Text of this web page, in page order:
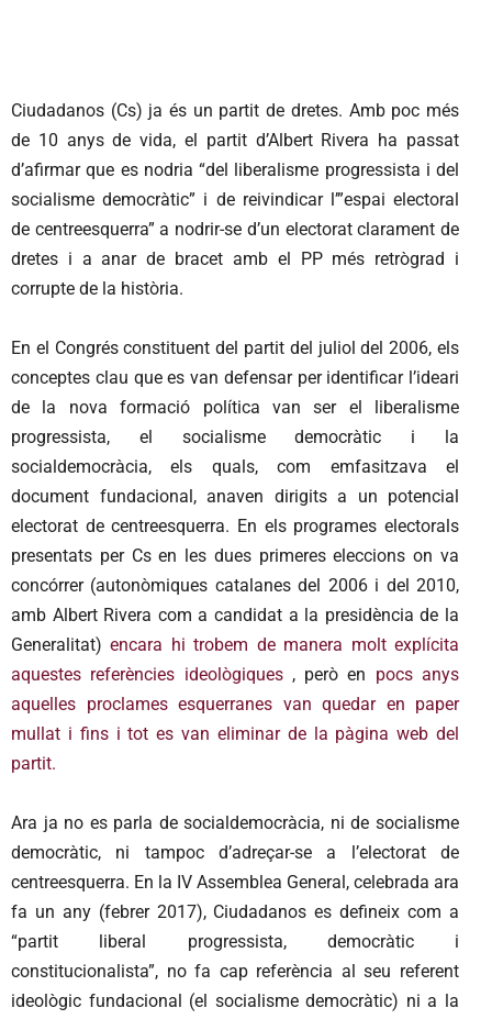
Ciudadanos (Cs) ja és un partit de dretes. Amb poc més
de 10 anys de vida, el partit d’Albert Rivera ha passat
d’afirmar que es nodria “del liberalisme progressista i del
socialisme democràtic” i de reivindicar l’”espai electoral
de centreesquerra” a nodrir-se d’un electorat clarament de
dretes i a anar de bracet amb el PP més retrògrad i
corrupte de la història.
En el Congrés constituent del partit del juliol del 2006, els
conceptes clau que es van defensar per identificar l’ideari
de la nova formació política van ser el liberalisme
progressista, el socialisme democràtic i la
socialdemocràcia, els quals, com emfasitzava el
document fundacional, anaven dirigits a un potencial
electorat de centreesquerra. En els programes electorals
presentats per Cs en les dues primeres eleccions on va
concórrer (autonòmiques catalanes del 2006 i del 2010,
amb Albert Rivera com a candidat a la presidència de la
Generalitat)encara hi trobem de manera molt explícita
aquestes referències ideològiques, però en pocs anys
aquelles proclames esquerranes van quedar en paper
mullat i fins i tot es van eliminar de la pàgina web del
partit.
Ara ja no es parla de socialdemocràcia, ni de socialisme
democràtic, ni tampoc d’adreçar-se a l’electorat de
centreesquerra. En la IV Assemblea General, celebrada ara
fa un any (febrer 2017), Ciudadanos es defineix com a
“partit liberal progressista, democràtic i
constitucionalista”, no fa cap referència al seu referent
ideològic fundacional (el socialisme democràtic) ni a la